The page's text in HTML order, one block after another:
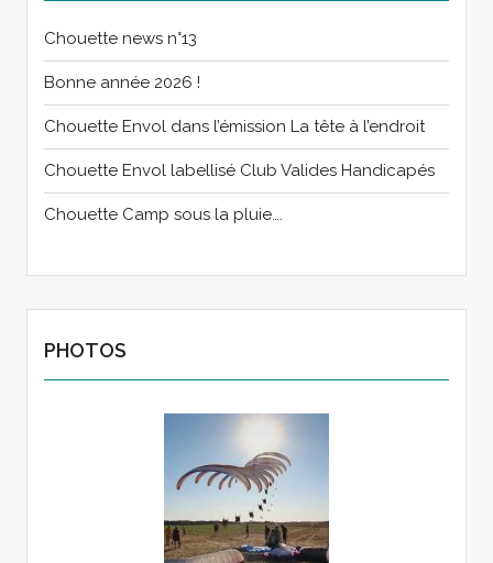
Chouette news n°13
Bonne année 2026 !
Chouette Envol dans l’émission La tête à l’endroit
Chouette Envol labellisé Club Valides Handicapés
Chouette Camp sous la pluie….
PHOTOS